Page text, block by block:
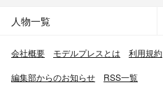
人物一覧
会社概要 モデルプレスとは 利用規約
編集部からのお知らせ RSS一覧